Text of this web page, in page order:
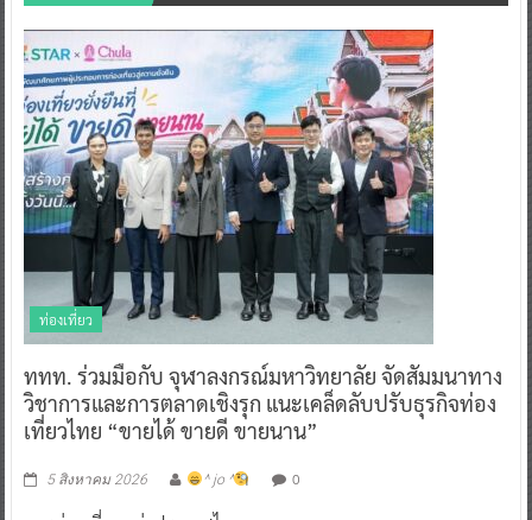
ท่องเที่ยว
ททท. ร่วมมือกับ จุฬาลงกรณ์มหาวิทยาลัย จัดสัมมนาทาง
วิชาการและการตลาดเชิงรุก แนะเคล็ดลับปรับธุรกิจท่อง
เที่ยวไทย “ขายได้ ขายดี ขายนาน”
5 สิงหาคม 2026 ^ jo ^ 0